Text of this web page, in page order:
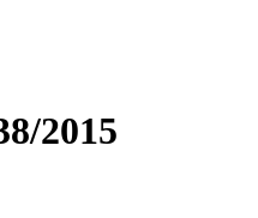
2015